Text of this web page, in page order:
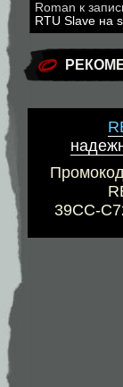
Roman к
RTU Slave на
39CC-